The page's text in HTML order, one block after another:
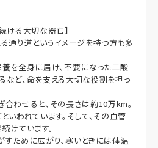
ける大切な器官】
通り道というイメージを持つ方も多
を全身に届け、不要になった二酸
ど、命を支える大切な役割を担っ
わせると、その長さは約10万km。
いわれています。そして、その血管
けています。
ために広がり、寒いときには体温